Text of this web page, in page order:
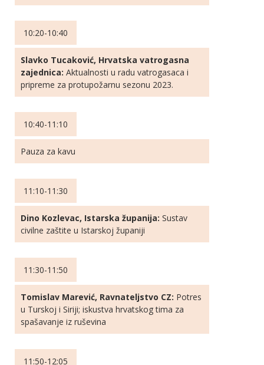
10:20-10:40
Slavko Tucaković, Hrvatska vatrogasna
zajednica: Aktualnosti u radu vatrogasaca i
pripreme za protupožarnu sezonu 2023.
10:40-11:10
Pauza za kavu
11:10-11:30
Dino Kozlevac, Istarska županija: Sustav
civilne zaštite u Istarskoj županiji
11:30-11:50
Tomislav Marević, Ravnateljstvo CZ: Potres
u Turskoj i Siriji; iskustva hrvatskog tima za
spašavanje iz ruševina
11:50-12:05